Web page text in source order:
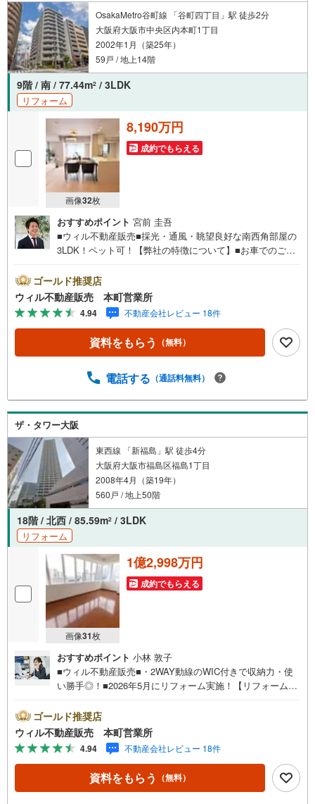
OsakaMetro谷町線 「谷町四丁目」駅 徒歩2分
大阪府大阪市中央区内本町1丁目
2002年1月（築25年）
59戸 / 地上14階
9階 / 南 / 77.44m2 / 3LDK
リフォーム
画像32枚
8,190万円
成約でもらえる
おすすめポイント 宮前 圭吾
■ウィル不動産販売■採光・通風・眺望良好な南西角部屋の
3LDK！ペット可！【弊社の特徴について】■お車でのご来
すので、担当者のお声がけください。■キッズスペースもご
ざいますので、小さなお子様がいらっしゃるご家庭もお気
軽のご来場ください！＝＝＝＝＝＝＝＝＝＝＝＝＝＝＝＝
＝＝＝＝＝＝＝＝＝＝＝＝＝＝【営業時間 10:00～19:00】
（定休日なし）火曜日・水曜日も営業しております。上記
時間はお電話が繋がりやすくなっております。ぜひお気軽
見学する（無料）」ボタンよりご希望の日時をご記入いた
＝＝＝＝＝＝＝＝＝＝＝＝＝＝＝＝＝＝＝＝＝＝＝■リフォ
ーム担当、ローン担当が居ますので、何でも気軽にご相談
いただけます！■リフォーム担当と一緒に現地見学を行い、
その場でリフォームのご提案等をさせていただきます！■物
件管理システムを使えば、ネットに掲載されていない物件
のご紹介も可能です！
ゴールド推奨店
ウィル不動産販売 本町営業所
4.94 不動産会社レビュー 18件
資料をもらう （無料）
電話する （通話料無料）
ザ・タワー大阪
東西線 「新福島」駅 徒歩4分
大阪府大阪市福島区福島1丁目
2008年4月（築19年）
560戸 / 地上50階
18階 / 北西 / 85.59m2 / 3LDK
リフォーム
画像31枚
1億2,998万円
成約でもらえる
おすすめポイント 小林 敦子
■ウィル不動産販売■・2WAY動線のWIC付きで収納力・使
い勝手◎！■2026年5月にリフォーム実施！【リフォーム内
ト巾木張替え・浴室シャワーホース交換・浴室シャワーヘ
ッド交換・キッチン水栓交換・ハウスクリーニングなど。■
『中之島リバークルーズ』徒歩4分、水辺の魅力あるロケー
ション！■2008年4月築！■専有面積85.59平米の広さ！間取
りは3LDK！■18階部分×北西角住戸で採光・通風・眺望良
好！■コンシェルジュサービス付きで上質な暮らし！■オー
ゴールド推奨店
ウィル不動産販売 本町営業所
4.94 不動産会社レビュー 18件
資料をもらう （無料）